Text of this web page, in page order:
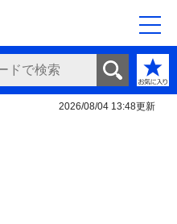
2026/08/04 13:48更新